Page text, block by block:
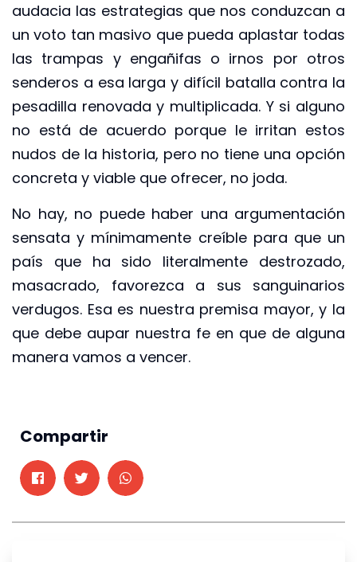
audacia las estrategias que nos conduzcan a
un voto tan masivo que pueda aplastar todas
las trampas y engañifas o irnos por otros
senderos a esa larga y difícil batalla contra la
pesadilla renovada y multiplicada. Y si alguno
no está de acuerdo porque le irritan estos
nudos de la historia, pero no tiene una opción
concreta y viable que ofrecer, no joda.
No hay, no puede haber una argumentación
sensata y mínimamente creíble para que un
país que ha sido literalmente destrozado,
masacrado, favorezca a sus sanguinarios
verdugos. Esa es nuestra premisa mayor, y la
que debe aupar nuestra fe en que de alguna
manera vamos a vencer.
Compartir